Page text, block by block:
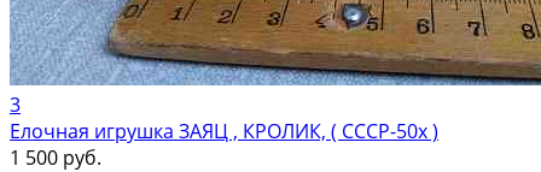
3
Елочная игрушка ЗАЯЦ , КРОЛИК, ( СССР-50х )
1 500 руб.